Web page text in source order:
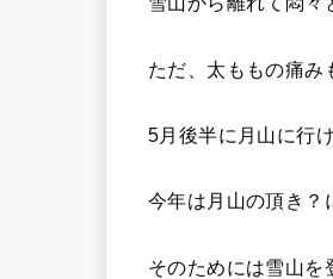
ただ、太ももの痛み
5月後半に月山に行
今年は月山の頂き？
そのためには雪山を